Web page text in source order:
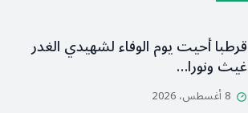
قرطبا أحيت يوم الوفاء لشهيدي الغدر
غيث ونورا…
8 أغسطس، 2026